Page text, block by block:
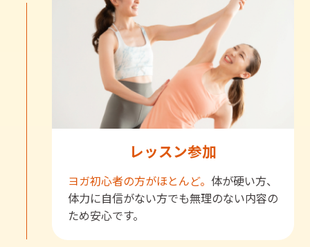
レッスン参加
ヨガ初心者の方がほとんど。 体が硬い方、
体力に自信がない方でも無理のない内容の
ため安心です。